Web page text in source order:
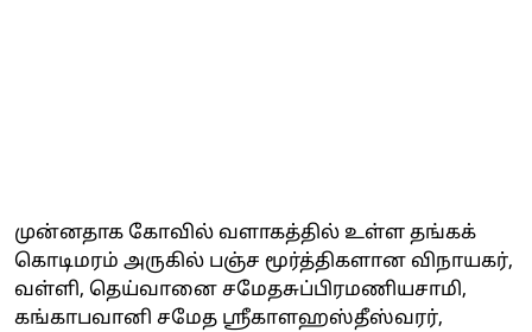
முன்னதாக கோவில் வளாகத்தில் உள்ள தங்கக்
கொடிமரம் அருகில் பஞ்ச மூர்த்திகளான விநாயகர்,
வள்ளி, தெய்வானை சமேதசுப்பிரமணியசாமி,
கங்காபவானி சமேத ஸ்ரீகாளஹஸ்தீஸ்வரர்,